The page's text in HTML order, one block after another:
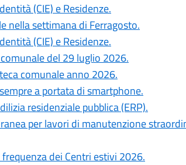
(CIE) e Residenze.
nella settimana di Ferragosto.
(CIE) e Residenze.
del 29 luglio 2026.
comunale anno 2026.
a portata di smartphone.
residenziale pubblica (ERP).
per lavori di manutenzione
dei Centri estivi 2026.